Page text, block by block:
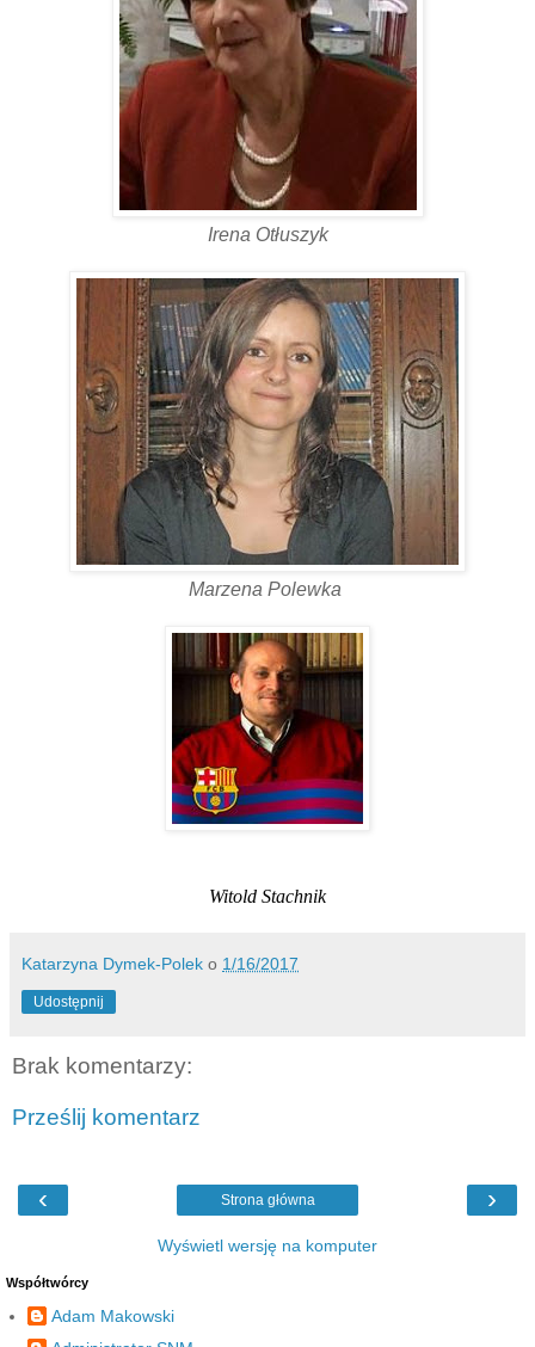
Irena Otłuszyk
Marzena Polewka
Witold Stachnik
Katarzyna Dymek-Polek o 1/16/2017
Udostępnij
Brak komentarzy:
Prześlij komentarz
‹ ›
Strona główna
Wyświetl wersję na komputer
Współtwórcy
Adam Makowski